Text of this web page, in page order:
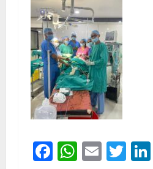
Facebook
WhatsApp
Email